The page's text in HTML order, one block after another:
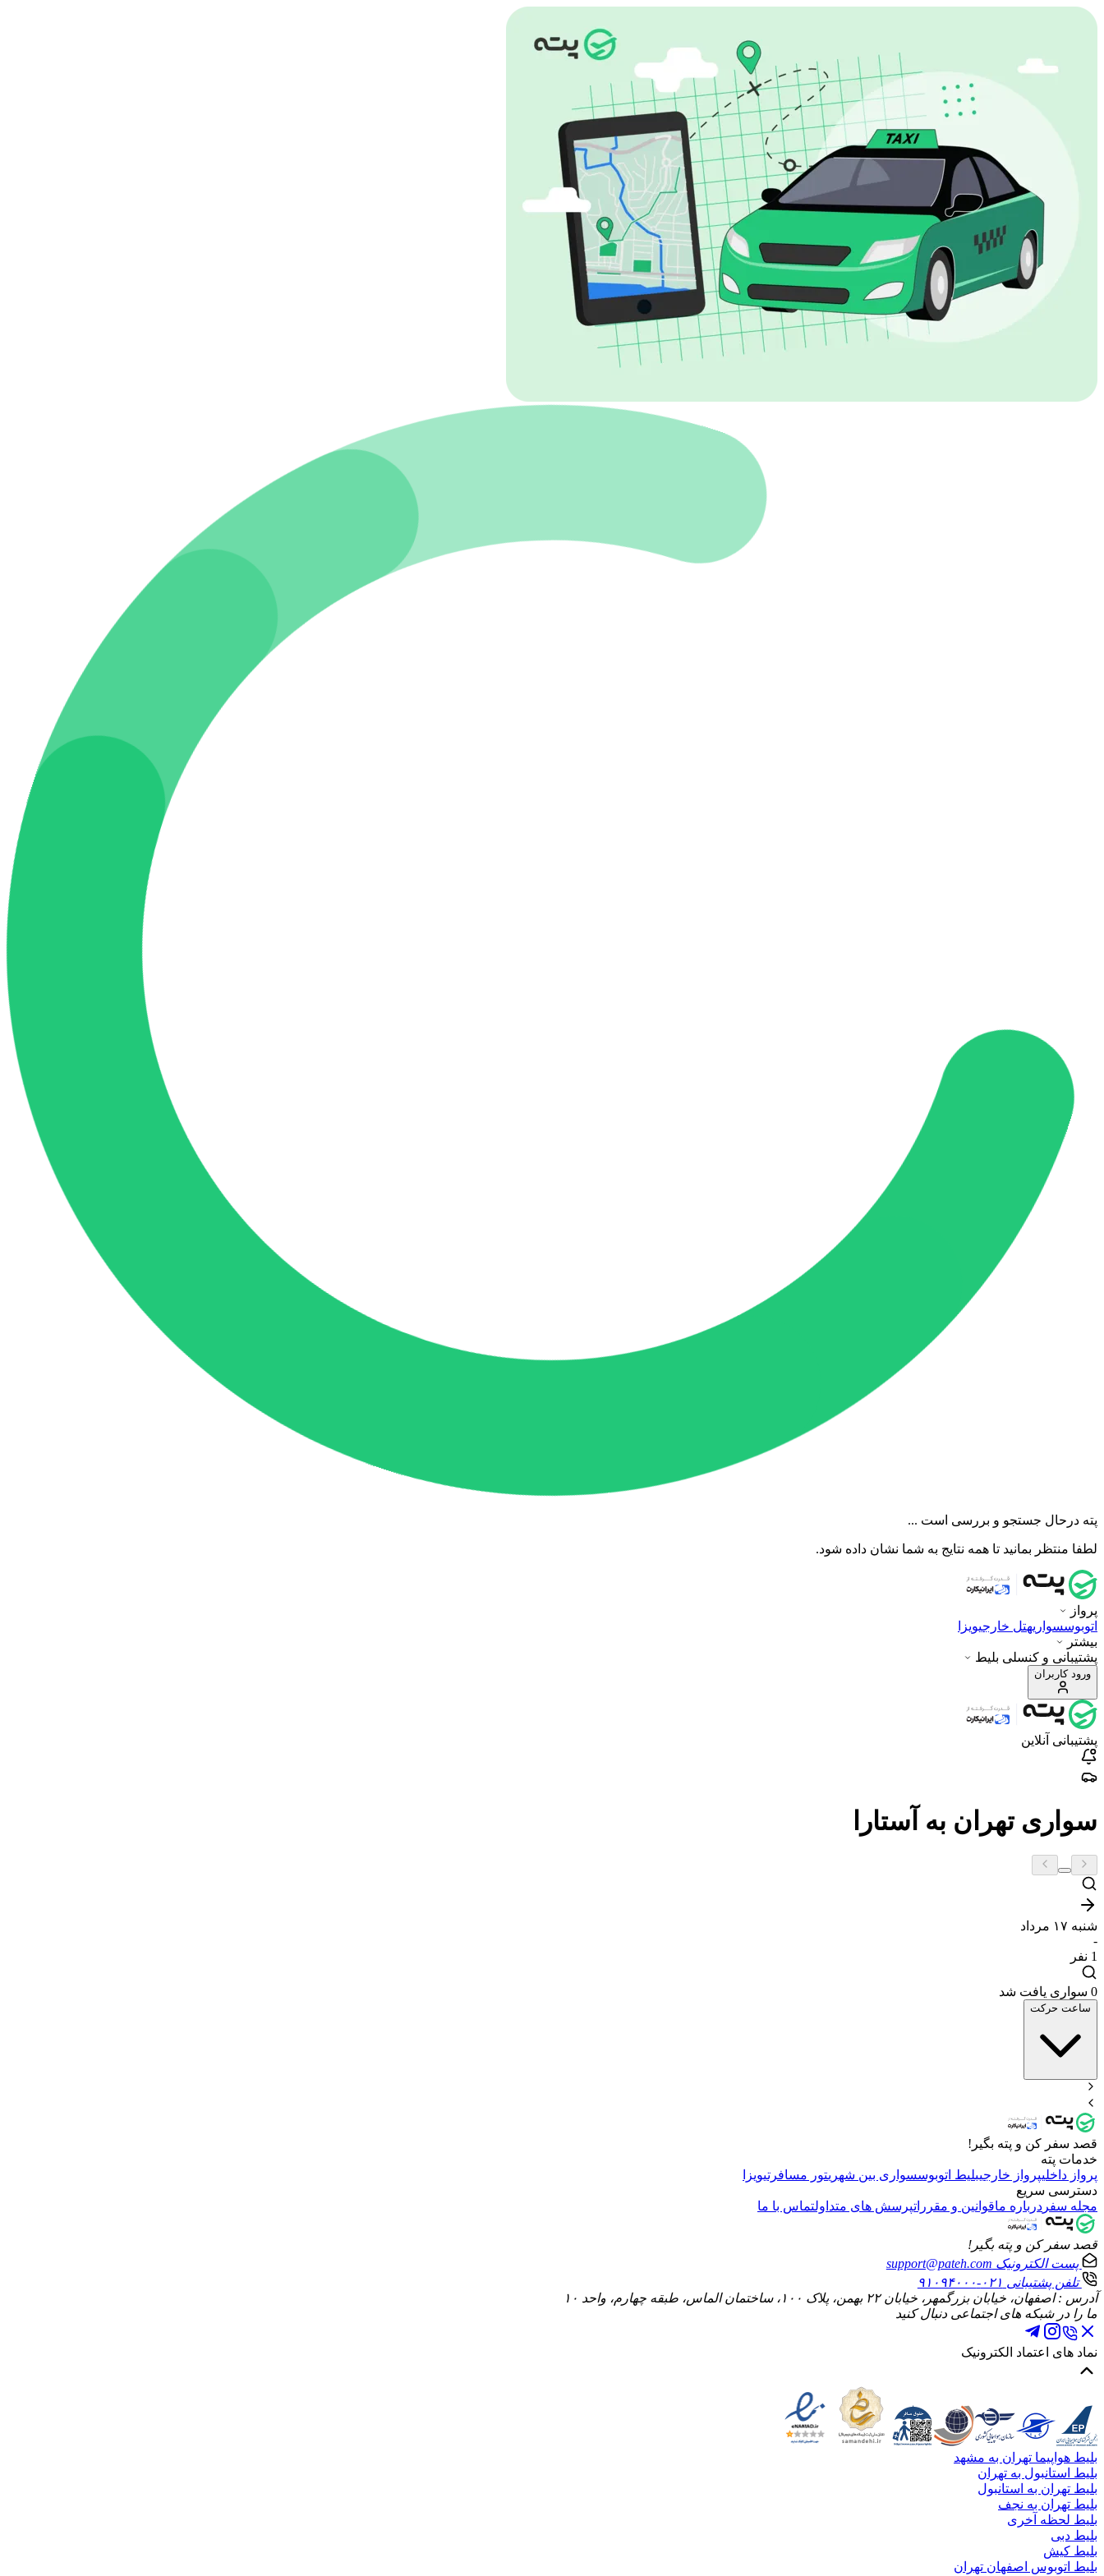
پته درحال جستجو و بررسی است ...
لطفا منتظر بمانید تا همه نتایج به شما نشان داده شود.
پرواز
اتوبوسسواریهتل خارجیویزا
بیشتر
پشتیبانی و کنسلی بلیط
ورود کاربران
پشتیبانی آنلاین
سواری تهران به آستارا
شنبه ۱۷ مرداد
-
1 نفر
0 سواری یافت شد
ساعت حرکت
قصد سفر کن و پته بگیر!
خدمات پته
پرواز داخلیپرواز خارجیبلیط اتوبوسسواری بین شهریتور مسافرتیویزا
دسترسی سریع
مجله سفر درباره ماقوانین و مقرراتپرسش های متداولتماس با ما
قصد سفر کن و پته بگیر!
پست الکترونیک support@pateh.com
تلفن پشتیبانی ۰۲۱-۹۱۰۹۴۰۰۰
آدرس : اصفهان، خیابان بزرگمهر، خیابان ۲۲ بهمن، پلاک ۱۰۰، ساختمان الماس، طبقه چهارم، واحد ۱۰
ما را در شبکه های اجتماعی دنبال کنید
نماد های اعتماد الکترونیک
بلیط هواپیما تهران به مشهد
بلیط استانبول به تهران
بلیط تهران به استانبول
بلیط تهران به نجف
بلیط لحظه آخری
بلیط دبی
بلیط کیش
بلیط اتوبوس اصفهان تهران